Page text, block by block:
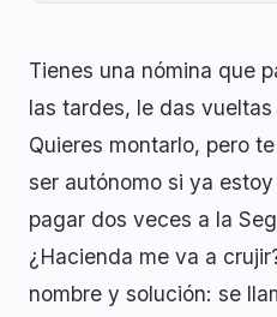
Tienes una nómina que
las tardes, le das
Quieres montarlo, pero
ser autónomo si ya
pagar dos veces a la
¿Hacienda me va a
nombre y solución: se